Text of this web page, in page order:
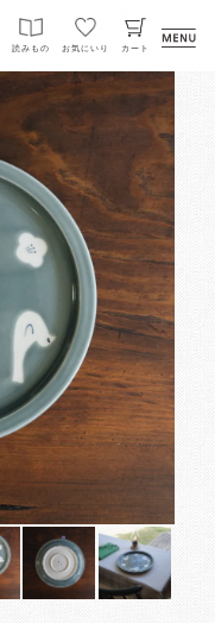
読みもの お気にいり カート